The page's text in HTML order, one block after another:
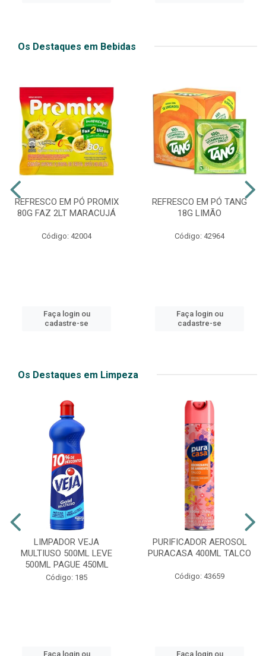
Os Destaques em Bebidas
REFRESCO EM PÓ PROMIX
80G FAZ 2LT MARACUJÁ
Código: 42004
Faça login ou
cadastre-se
REFRESCO EM PÓ TANG
18G LIMÃO
Código: 42964
Faça login ou
cadastre-se
Os Destaques em Limpeza
LIMPADOR VEJA
MULTIUSO 500ML LEVE
500ML PAGUE 450ML
Código: 185
Faça login ou
PURIFICADOR AEROSOL
PURACASA 400ML TALCO
Código: 43659
Faça login ou